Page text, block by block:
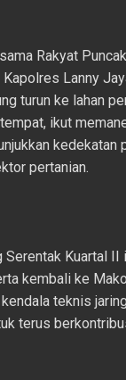
Rakyat
Lanny
turun ke lahan
ikut
pertanian.
Serentak Kuartal
kembali ke
teknis
terus